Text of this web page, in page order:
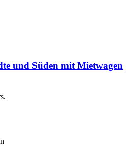
und Süden mit Mietwagen